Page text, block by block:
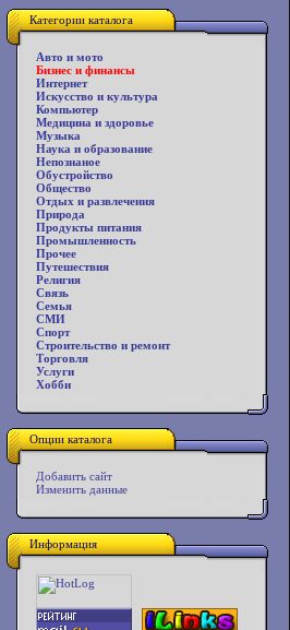
Категории каталога
Авто и мото
Бизнес и финансы
Интернет
Искусство и культура
Компьютер
Медицина и здоровье
Музыка
Наука и образование
Непознаное
Обустройство
Общество
Отдых и развлечения
Природа
Продукты питания
Промышленность
Прочее
Путешествия
Религия
Связь
Семья
СМИ
Спорт
Строительство и ремонт
Торговля
Услуги
Хобби
Опции каталога
Добавить сайт
Изменить данные
Информация